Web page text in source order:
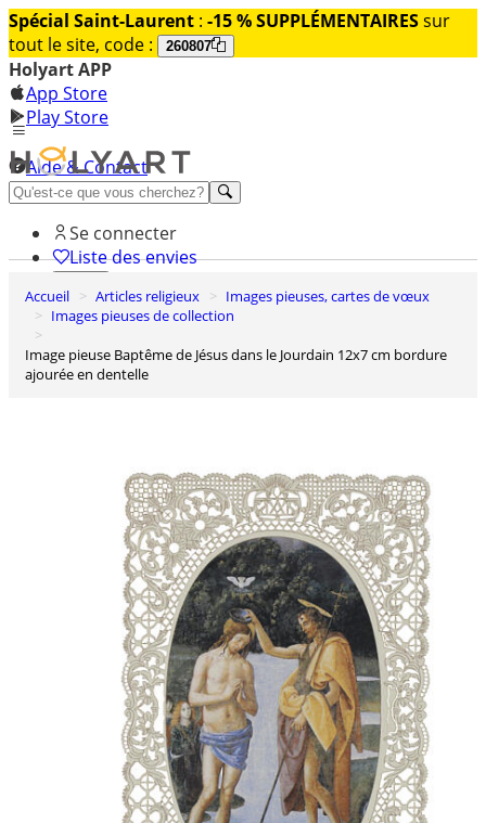
Spécial Saint-Laurent : -15 % SUPPLÉMENTAIRESsur
tout le site, code :
260807
Holyart APP
App Store
Play Store
Aide & Contact
Découvrez Premium
Se connecter
Liste des envies
0
Panier
Accueil Articles religieux
Images pieuses, cartes de vœux
Images pieuses de collection
Image pieuse Baptême de Jésus dans le Jourdain 12x7 cm bordure
ajourée en dentelle